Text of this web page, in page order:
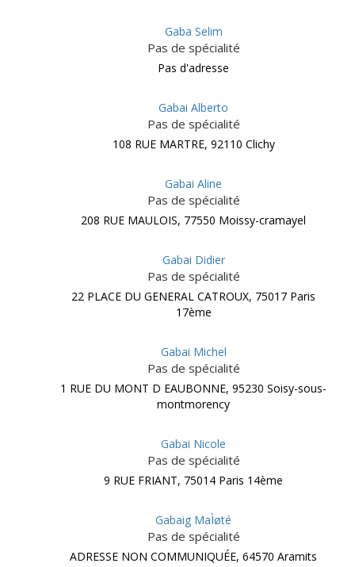
Gaba Selim
Pas de spécialité
Pas d'adresse
Gabai Alberto
Pas de spécialité
108 RUE MARTRE, 92110 Clichy
Gabai Aline
Pas de spécialité
208 RUE MAULOIS, 77550 Moissy-cramayel
Gabai Didier
Pas de spécialité
22 PLACE DU GENERAL CATROUX, 75017 Paris
17ème
Gabai Michel
Pas de spécialité
1 RUE DU MONT D EAUBONNE, 95230 Soisy-sous-
montmorency
Gabai Nicole
Pas de spécialité
9 RUE FRIANT, 75014 Paris 14ème
Gabaig MaÌøté
Pas de spécialité
ADRESSE NON COMMUNIQUÉE, 64570 Aramits